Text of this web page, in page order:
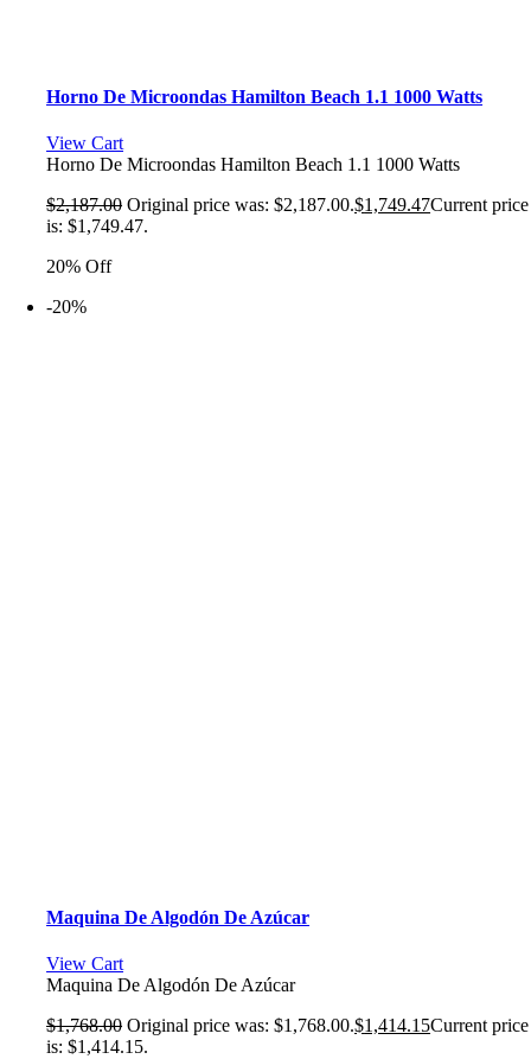
Horno De Microondas Hamilton Beach 1.1 1000 Watts
View Cart
Horno De Microondas Hamilton Beach 1.1 1000 Watts
$2,187.00 Original price was: $2,187.00.$1,749.47Current price
is: $1,749.47.
20% Off
-20%
Maquina De Algodón De Azúcar
View Cart
Maquina De Algodón De Azúcar
$1,768.00 Original price was: $1,768.00.$1,414.15Current price
is: $1,414.15.